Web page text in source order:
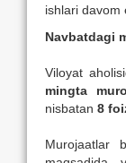
ishlari davom
Navbatdagi
Viloyat
mingta
nisbatan 8
Murojaatlar